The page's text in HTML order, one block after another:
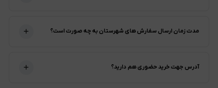
مدت زمان ارسال سفارش های شهرستان به چه صورت است؟
آدرس جهت خرید حضوری هم دارید؟